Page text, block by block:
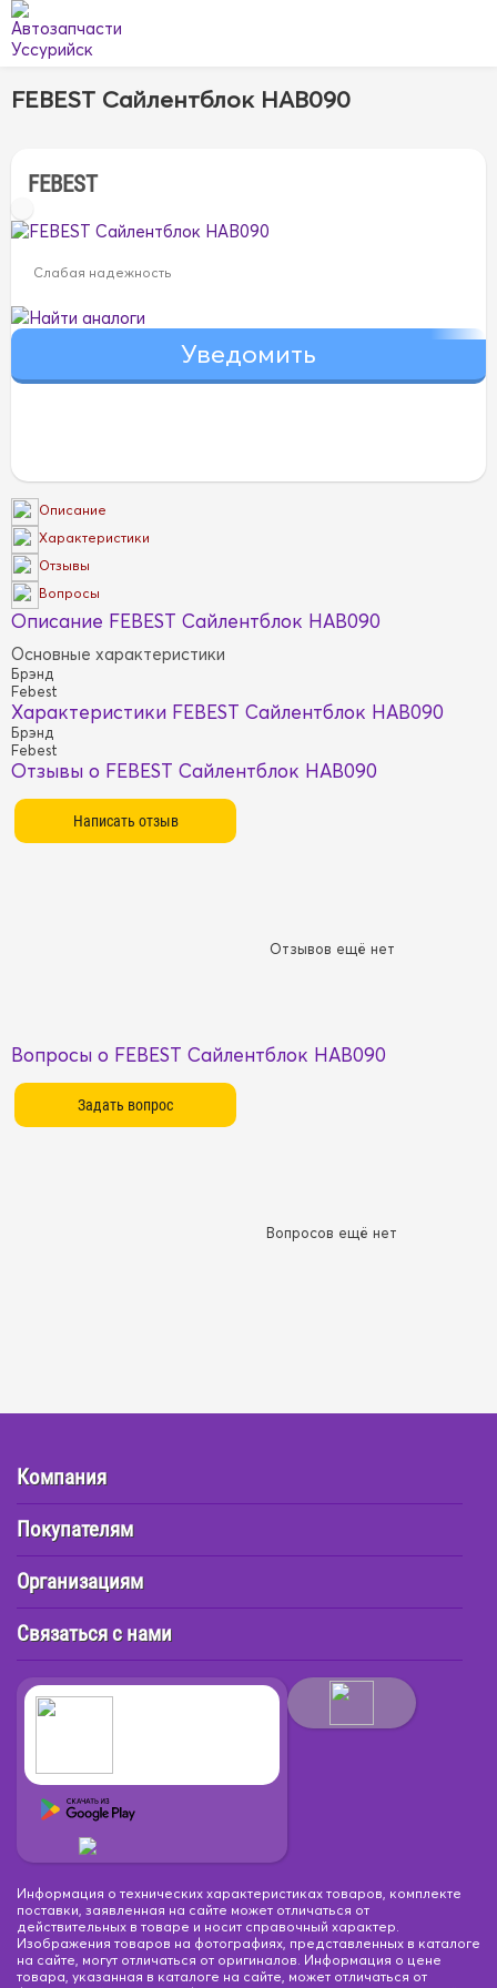
FEBEST Сайлентблок HAB090
FEBEST
Слабая надежность
Найти аналоги
Описание
Характеристики
Отзывы
Вопросы
Описание FEBEST Сайлентблок HAB090
Основные характеристики
Брэнд
Febest
Характеристики FEBEST Сайлентблок HAB090
Брэнд
Febest
Отзывы о FEBEST Сайлентблок HAB090
Отзывов ещё нет
Вопросы о FEBEST Сайлентблок HAB090
Вопросов ещё нет
Компания
Покупателям
Организациям
Связаться с нами
Информация о технических характеристиках товаров, комплекте
поставки, заявленная на сайте может отличаться от
действительных в товаре и носит справочный характер.
Изображения товаров на фотографиях, представленных в каталоге
на сайте, могут отличаться от оригиналов. Информация о цене
товара, указанная в каталоге на сайте, может отличаться от